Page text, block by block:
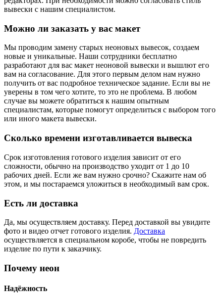
вывески с нашим специалистом.
Можно ли заказать у вас макет
Мы проводим замену старых неоновых вывесок, создаем
новые и уникальные. Наши сотрудники бесплатно
разработают для вас макет неоновой вывески и вышлют его
вам на согласование. Для этого первым делом нам нужно
получить от вас подробное техническое задание. Если вы не
уверены в том чего хотите, то это не проблема. В любом
случае вы можете обратиться к нашим опытным
специалистам, которые помогут определиться с выбором того
или иного макета вывески.
Сколько времени изготавливается вывеска
Срок изготовления готового изделия зависит от его
сложности, обычно на производство уходит от 1 до 10
рабочих дней. Если же вам нужно срочно? Скажите нам об
этом, и мы постараемся уложиться в необходимый вам срок.
Есть ли доставка
Да, мы осуществляем доставку. Перед доставкой вы увидите
фото и видео отчет готового изделия. Доставка
осуществляется в специальном коробе, чтобы не повредить
изделие по пути к заказчику.
Почему неон
Надёжность